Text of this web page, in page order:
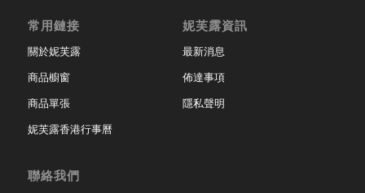
常用鏈接
關於妮芙露
商品櫥窗
商品單張
妮芙露香港行事曆
妮芙露資訊
最新消息
佈達事項
隱私聲明
聯絡我們